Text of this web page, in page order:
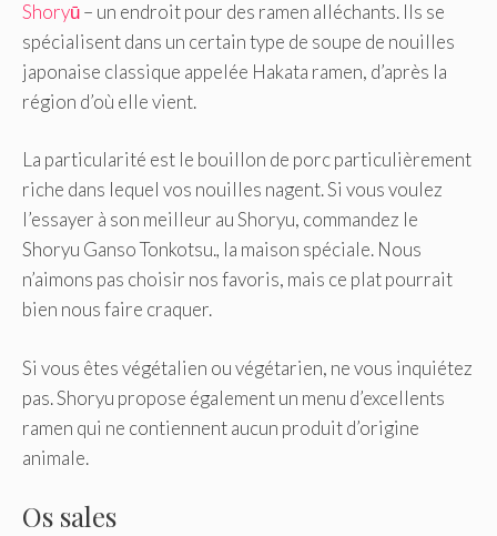
Shoryū– un endroit pour des ramen alléchants. Ils se
spécialisent dans un certain type de soupe de nouilles
japonaise classique appelée Hakata ramen, d’après la
région d’où elle vient.
La particularité est le bouillon de porc particulièrement
riche dans lequel vos nouilles nagent. Si vous voulez
l’essayer à son meilleur au Shoryu, commandez le
Shoryu Ganso Tonkotsu., la maison spéciale. Nous
n’aimons pas choisir nos favoris, mais ce plat pourrait
bien nous faire craquer.
Si vous êtes végétalien ou végétarien, ne vous inquiétez
pas. Shoryu propose également un menu d’excellents
ramen qui ne contiennent aucun produit d’origine
animale.
Os sales